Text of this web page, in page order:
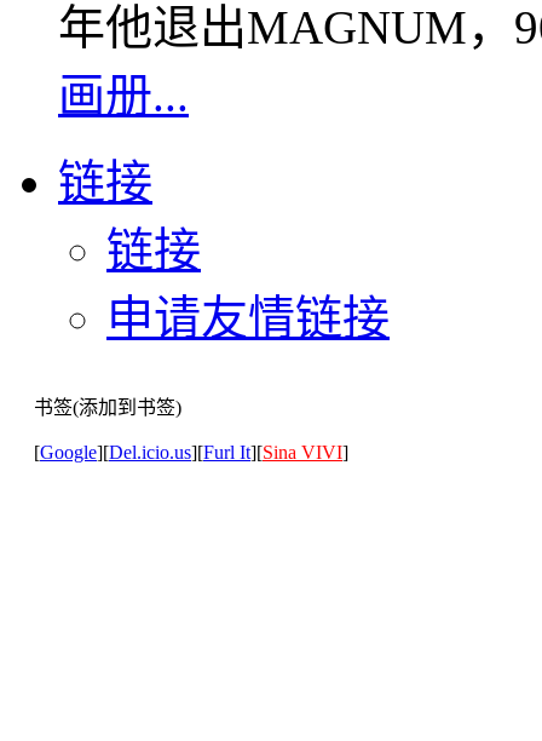
年他退出MAGNUM，
画册...
链接
链接
申请友情链接
书签(添加到书签)
[Google][Del.icio.us][Furl It][Sina VIVI]